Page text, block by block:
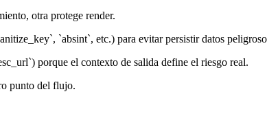
otra protege render.
`absint`, etc.) para evitar persistir datos
porque el contexto de salida define el riesgo real.
punto del flujo.